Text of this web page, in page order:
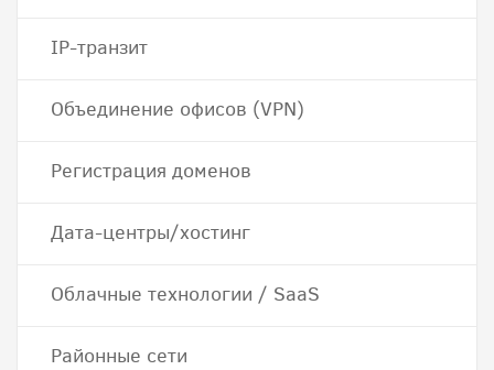
IP-транзит
Объединение офисов (VPN)
Регистрация доменов
Дата-центры/хостинг
Облачные технологии / SaaS
Районные сети